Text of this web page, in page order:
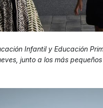
Infantil y Educación
junto a los más